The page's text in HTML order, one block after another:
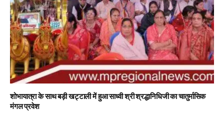
शोभायात्रा के साथ बड़ी खट्टाली में हुआ साध्वी श्री श्रद्धानिधिजी का चातुर्मासिक
मंगल प्रवेश